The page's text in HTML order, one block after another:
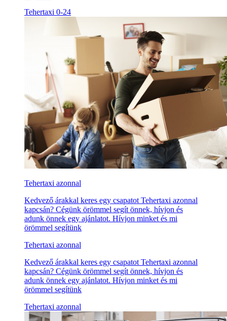
Tehertaxi 0-24
Tehertaxi azonnal
Kedvező árakkal keres egy csapatot Tehertaxi azonnal
kapcsán? Cégünk örömmel segít önnek, hívjon és
adunk önnek egy ajánlatot. Hívjon minket és mi
örömmel segítünk
Tehertaxi azonnal
Kedvező árakkal keres egy csapatot Tehertaxi azonnal
kapcsán? Cégünk örömmel segít önnek, hívjon és
adunk önnek egy ajánlatot. Hívjon minket és mi
örömmel segítünk
Tehertaxi azonnal